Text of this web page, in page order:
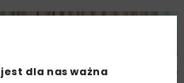
dla nas ważna